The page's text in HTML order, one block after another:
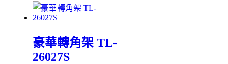
豪華轉角架 TL-
26027S